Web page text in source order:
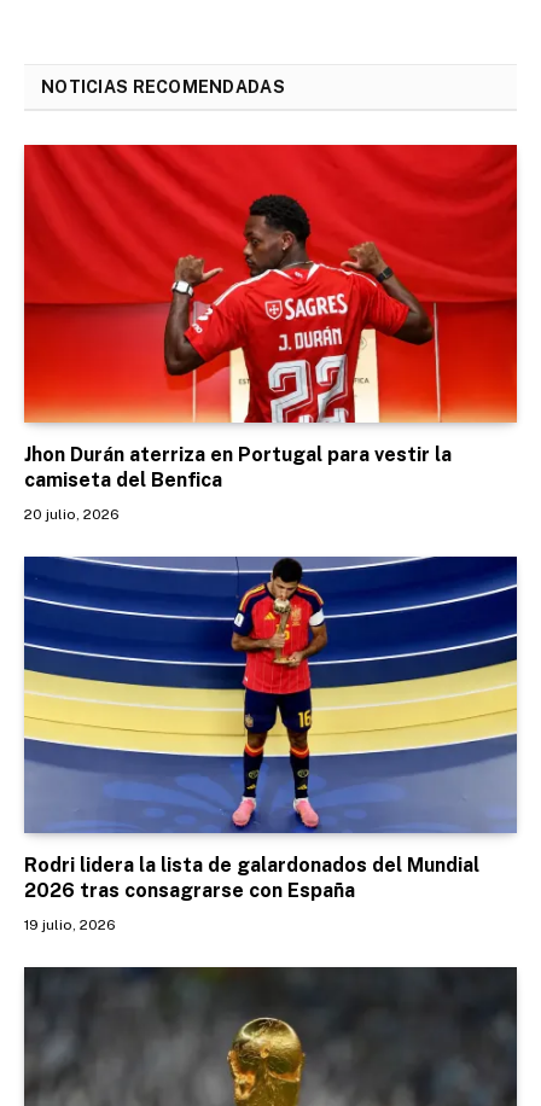
NOTICIAS RECOMENDADAS
Jhon Durán aterriza en Portugal para vestir la
camiseta del Benfica
20 julio, 2026
Rodri lidera la lista de galardonados del Mundial
2026 tras consagrarse con España
19 julio, 2026